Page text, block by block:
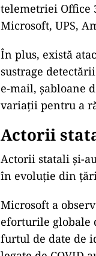
telemetriei Office
Microsoft, UPS,
În plus, există
sustrage
e-mail, șabloane
variații pentru a
Actorii
Actorii statali și-
în evoluție din
Microsoft a
eforturile globale
furtul de date de